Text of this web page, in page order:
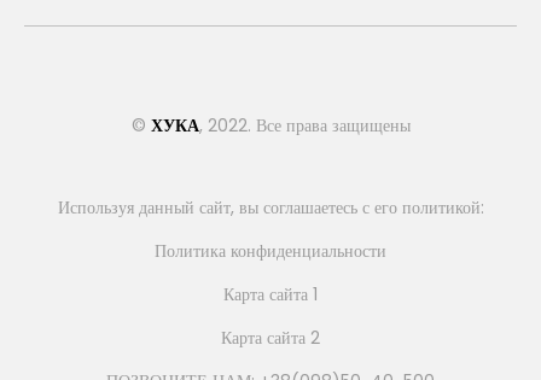
© ХУКА, 2022. Все права защищены
Используя данный сайт, вы соглашаетесь с его политикой:
Политика конфиденциальности
Карта сайта 1
Карта сайта 2